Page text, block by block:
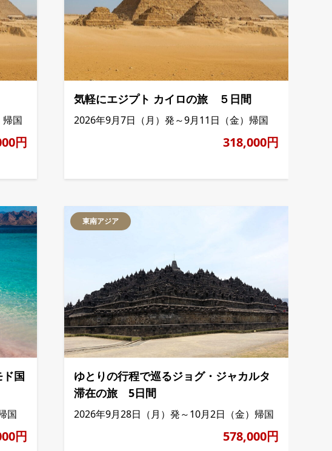
国
円
気軽にエジプト カイロの旅 ５日間
2026年9月7日（月）発～9月11日（金）帰国
318,000円
国
国
円
東南アジア
ゆとりの行程で巡るジョグ・ジャカルタ
滞在の旅 5日間
2026年9月28日（月）発～10月2日（金）帰国
578,000円